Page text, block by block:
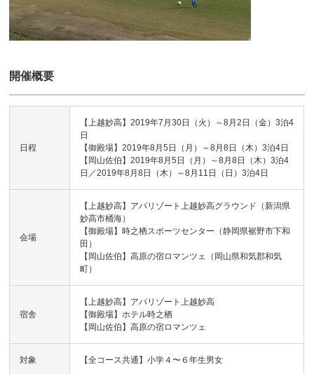
開催概要
日程
【上越妙高】2019年7月30日（火）～8月2日（金）3泊4
日
【御殿場】2019年8月5日（月）～8月8日（木）3泊4日
【岡山佐伯】2019年8月5日（月）～8月8日（木）3泊4
日／2019年8月8日（木）～8月11日（日）3泊4日
会場
【上越妙高】アパリゾート上越妙高グラウンド（新潟県
妙高市桶海）
【御殿場】時之栖スポーツセンター（静岡県裾野市下和
田）
【岡山佐伯】高原の宿ロマンツェ（岡山県和気郡和気
町）
宿舎
【上越妙高】アパリゾート上越妙高
【御殿場】ホテル時之栖
【岡山佐伯】高原の宿ロマンツェ
対象 【全コース共通】小学４〜６年生男女